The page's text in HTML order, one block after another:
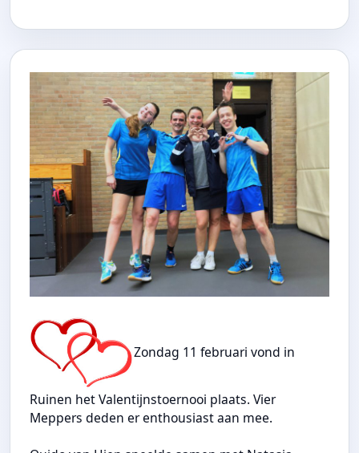
Zondag 11 februari vond in
Ruinen het Valentijnstoernooi plaats. Vier
Meppers deden er enthousiast aan mee.